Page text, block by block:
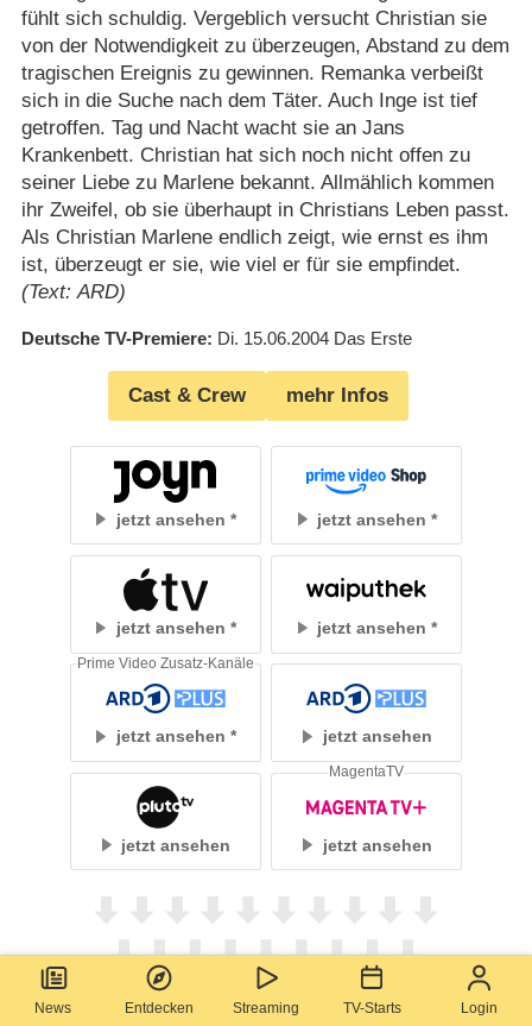
News Entdecken Streaming TV-Starts Login
fühlt sich schuldig. Vergeblich versucht Christian sie
von der Notwendigkeit zu überzeugen, Abstand zu dem
tragischen Ereignis zu gewinnen. Remanka verbeißt
sich in die Suche nach dem Täter. Auch Inge ist tief
getroffen. Tag und Nacht wacht sie an Jans
Krankenbett. Christian hat sich noch nicht offen zu
seiner Liebe zu Marlene bekannt. Allmählich kommen
ihr Zweifel, ob sie überhaupt in Christians Leben passt.
Als Christian Marlene endlich zeigt, wie ernst es ihm
ist, überzeugt er sie, wie viel er für sie empfindet.
(Text: ARD)
Deutsche TV-Premiere Di. 15.06.2004 Das Erste
Cast & Crew mehr Infos
jetzt ansehen jetzt ansehen
jetzt ansehen jetzt ansehen
jetzt ansehen
Prime Video Zusatz-Kanäle
jetzt ansehen
jetzt ansehen jetzt ansehen
MagentaTV